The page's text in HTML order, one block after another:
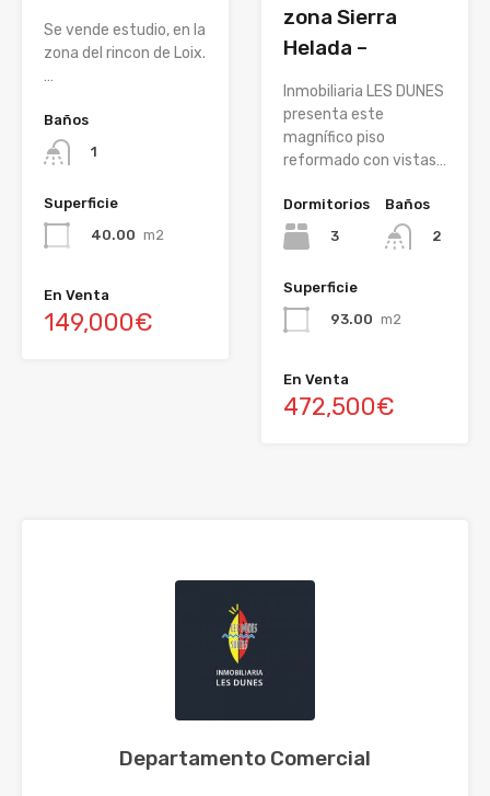
Se vende estudio, en la
zona del rincon de Loix.
…
Baños
1
Superficie
40.00 m2
En Venta
149,000€
zona Sierra
Helada –
Inmobiliaria LES DUNES
presenta este
magnífico piso
reformado con vistas…
Dormitorios
3
Baños
2
Superficie
93.00 m2
En Venta
472,500€
Departamento Comercial